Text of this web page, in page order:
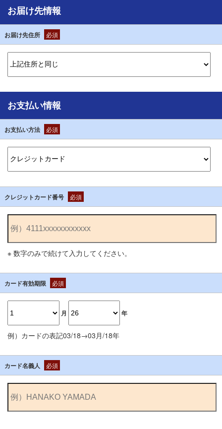
お届け先情報
お届け先住所 必須
お支払い情報
お支払い方法 必須
クレジットカード番号 必須
※ 数字のみで続けて入力してください。
カード有効期限 必須
月 年
例）カードの表記03/18→03月/18年
カード名義人 必須